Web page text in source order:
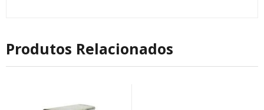
Produtos Relacionados